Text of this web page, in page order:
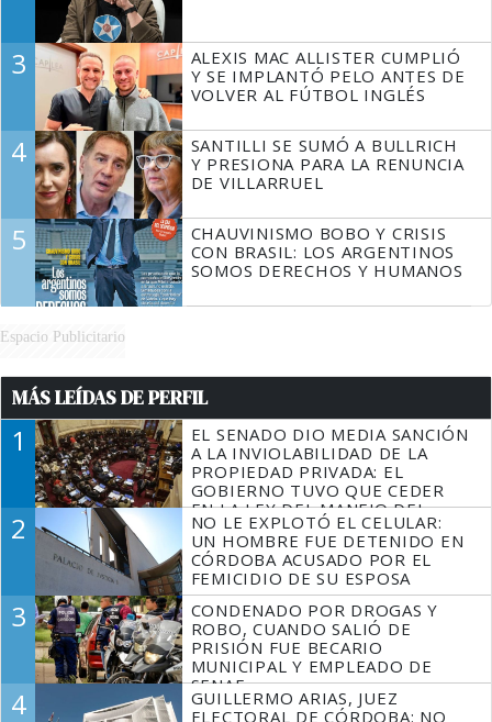
3
ALEXIS MAC ALLISTER CUMPLIÓ
Y SE IMPLANTÓ PELO ANTES DE
VOLVER AL FÚTBOL INGLÉS
4
SANTILLI SE SUMÓ A BULLRICH
Y PRESIONA PARA LA RENUNCIA
DE VILLARRUEL
5
CHAUVINISMO BOBO Y CRISIS
CON BRASIL: LOS ARGENTINOS
SOMOS DERECHOS Y HUMANOS
Espacio Publicitario
MÁS LEÍDAS DE PERFIL
1
EL SENADO DIO MEDIA SANCIÓN
A LA INVIOLABILIDAD DE LA
PROPIEDAD PRIVADA: EL
GOBIERNO TUVO QUE CEDER
EN LA LEY DEL MANEJO DEL
FUEGO
2
NO LE EXPLOTÓ EL CELULAR:
UN HOMBRE FUE DETENIDO EN
CÓRDOBA ACUSADO POR EL
FEMICIDIO DE SU ESPOSA
3
CONDENADO POR DROGAS Y
ROBO, CUANDO SALIÓ DE
PRISIÓN FUE BECARIO
MUNICIPAL Y EMPLEADO DE
SENAF
4
GUILLERMO ARIAS, JUEZ
ELECTORAL DE CÓRDOBA: NO